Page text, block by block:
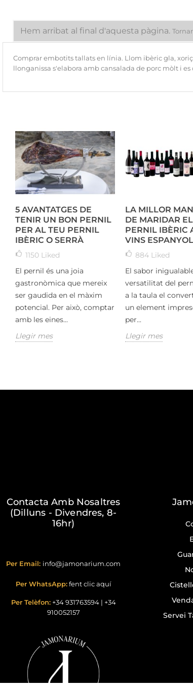
Hem arribat al final d'aquesta pàgina.
Comprar embotits tallats en línia. Llom ibèric gla,
llonganissa s'elabora amb cansalada de porc mòlt i
5 AVANTATGES DE
TENIR UN BON PERNIL
PER AL TEU PERNIL
IBÈRIC O SERRÀ
1150 Liked
El pernil és una joia
gastronòmica que mereix
ser gaudida en el màxim
potencial. Per això, comptar
amb les eines...
Llegir mes
LA MILLOR
DE MARIDAR EL
PERNIL IBÈRIC
VINS
884 Liked
El sabor
versatilitat del
a la taula el
un element
per...
Llegir mes
Contacta Amb Nosaltres
(Dilluns - Divendres, 8-
16hr)
Per Email: info@jamonarium.com
Per WhatsApp: fent clic aquí
Per Telèfon: +34 931763594| +34
910052157
Servei